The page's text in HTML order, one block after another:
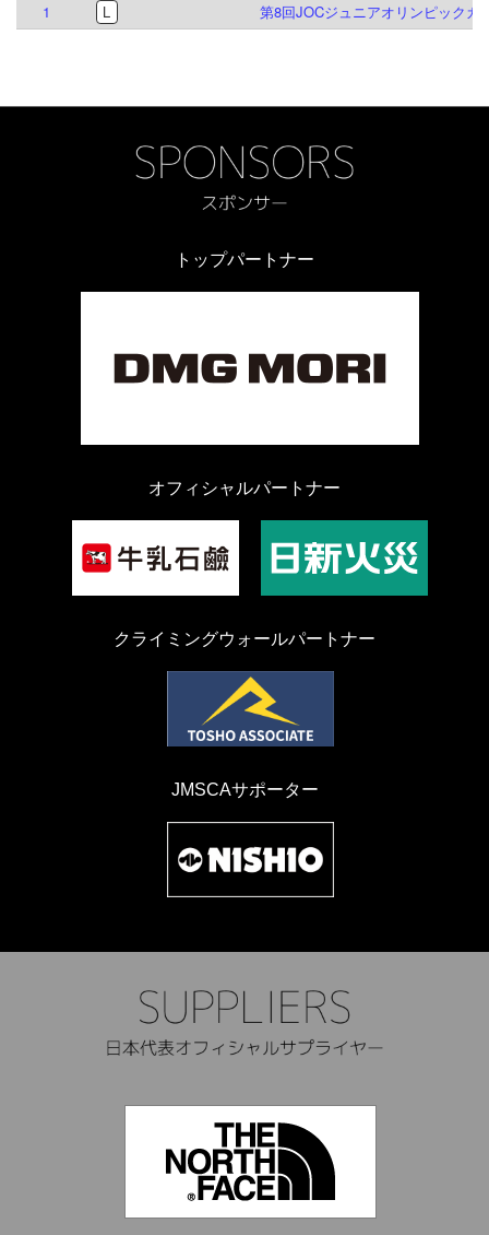
1
L 第8回JOCジュニアオリンピックカ
トップパートナー
オフィシャルパートナー
クライミングウォールパートナー
JMSCAサポーター